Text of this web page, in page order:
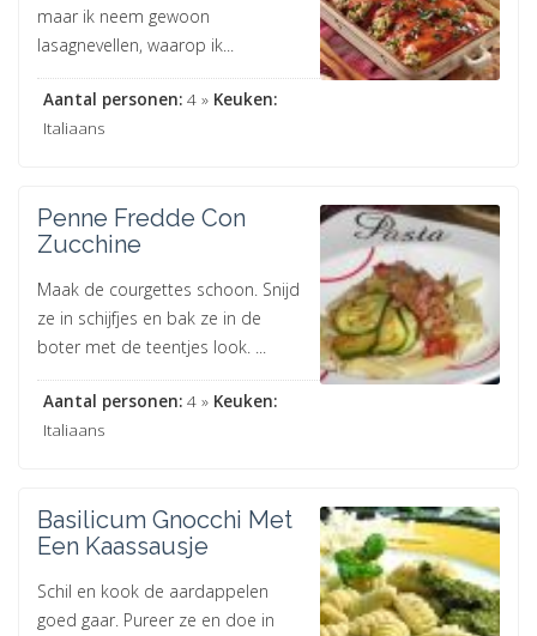
maar ik neem gewoon
lasagnevellen, waarop ik...
Aantal personen: 4 » Keuken:
Italiaans
Penne Fredde Con
Zucchine
Maak de courgettes schoon. Snijd
ze in schijfjes en bak ze in de
boter met de teentjes look. ...
Aantal personen: 4 » Keuken:
Italiaans
Basilicum Gnocchi Met
Een Kaassausje
Schil en kook de aardappelen
goed gaar. Pureer ze en doe in